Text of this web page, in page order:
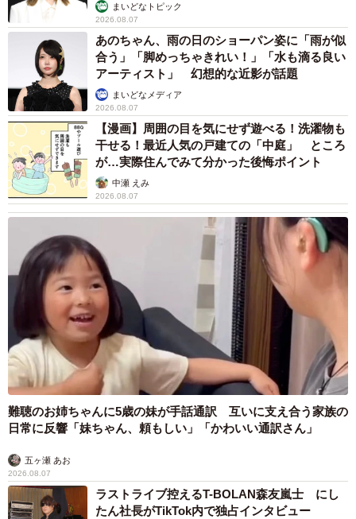
また、同協会の担当者によると、こちらのわらマンモス
は、３月頃に行われる張り替え時期以外は年間を通して設
置されており、 「四季折々で雄大な姿を見ることができ
のも魅力だといいます。
◇ ◇
西予市観光物産協会のホームページ 「せいよじかん」
は、今回のわらマンモスをはじめ、さまざまな西予市の魅
力・みどころについて紹介されています。
また、今回そんな西予市を含め、愛媛県内を巡ってきたと
いうねぎ子さん。他にも、八幡浜市の塩パン発祥のお店に
立ち寄ったり、西予市内でも河内晩柑の乗った冷麺を食べ
たりなど、仕事の合間に愛媛の魅力も存分に味わった様
子。
まいどなトピック
2026.08.07
あのちゃん、雨の日のショーパン姿に「雨が似
合う」「脚めっちゃきれい！」「水も滴る良い
アーティスト」 幻想的な近影が話題
まいどなメディア
2026.08.07
【漫画】周囲の目を気にせず遊べる！洗濯物も
干せる！最近人気の戸建ての「中庭」 ところ
が…実際住んでみて分かった後悔ポイント
中瀬 えみ
2026.08.07
難聴のお姉ちゃんに5歳の妹が手話通訳 互いに支え合う家族の
日常に反響「妹ちゃん、頼もしい」「かわいい通訳さん」
五ヶ瀬 あお
2026.08.07
ラストライブ控えるT-BOLAN森友嵐士 にし
たん社長がTikTok内で独占インタビュー